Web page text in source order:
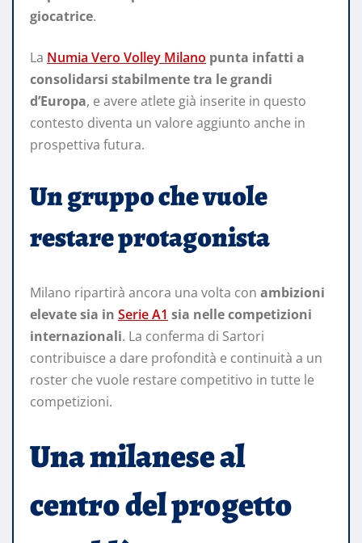
giocatrice.
La Numia Vero Volley Milano punta infatti a
consolidarsi stabilmente tra le grandi
d’Europa, e avere atlete già inserite in questo
contesto diventa un valore aggiunto anche in
prospettiva futura.
Un gruppo che vuole
restare protagonista
Milano ripartirà ancora una volta con ambizioni
elevate sia in Serie A1 sia nelle competizioni
internazionali. La conferma di Sartori
contribuisce a dare profondità e continuità a un
roster che vuole restare competitivo in tutte le
competizioni.
Una milanese al
centro del progetto